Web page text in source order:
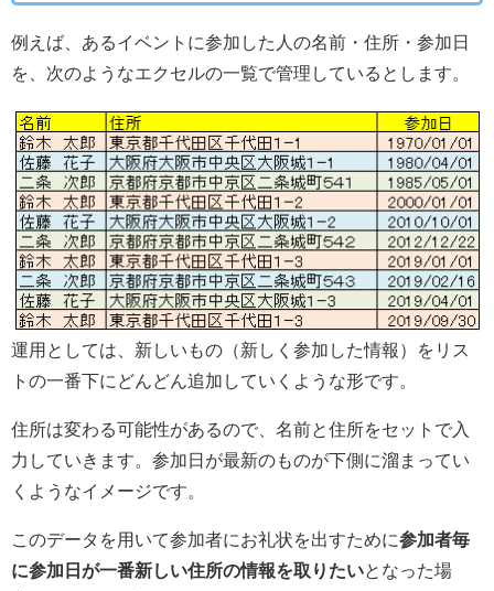
例えば、あるイベントに参加した人の名前・住所・参加日
を、次のようなエクセルの一覧で管理しているとします。
運用としては、新しいもの（新しく参加した情報）をリス
トの一番下にどんどん追加していくような形です。
住所は変わる可能性があるので、名前と住所をセットで入
力していきます。参加日が最新のものが下側に溜まってい
くようなイメージです。
このデータを用いて参加者にお礼状を出すために参加者毎
に参加日が一番新しい住所の情報を取りたいとなった場